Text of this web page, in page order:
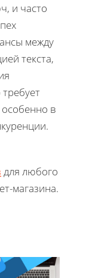
и часто
между
текста,
в
для любого
магазина.